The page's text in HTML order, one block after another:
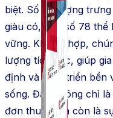
biệt. Số 38 tượng
giàu có, còn số 78 thể
vững. Khi kết hợp,
lượng tích cực, giúp
định và phát triển bền
sống. Đây không chỉ
đơn thuần mà còn là